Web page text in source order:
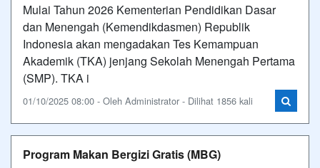
Mulai Tahun 2026 Kementerian Pendidikan Dasar
dan Menengah (Kemendikdasmen) Republik
Indonesia akan mengadakan Tes Kemampuan
Akademik (TKA) jenjang Sekolah Menengah Pertama
(SMP). TKA i
01/10/2025 08:00 - Oleh Administrator - Dilihat 1856 kali
Program Makan Bergizi Gratis (MBG)